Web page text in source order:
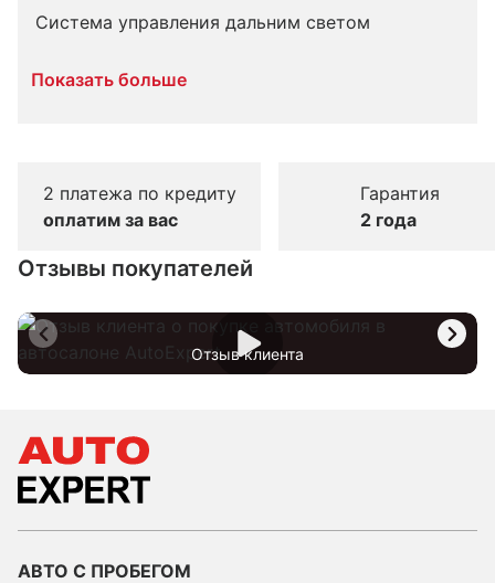
Система управления дальним светом
Показать больше
2 платежа по кредиту
оплатим за вас
Гарантия
2 года
Отзывы покупателей
Отзыв клиента
АВТО С ПРОБЕГОМ